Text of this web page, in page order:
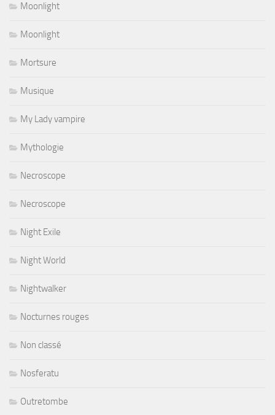
Moonlight
Moonlight
Mortsure
Musique
My Lady vampire
Mythologie
Necroscope
Necroscope
Night Exile
Night World
Nightwalker
Nocturnes rouges
Non classé
Nosferatu
Outretombe